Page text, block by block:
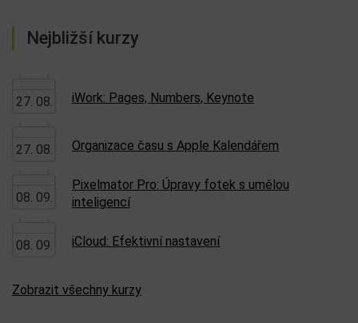
Nejbližší kurzy
27. 08. iWork: Pages, Numbers, Keynote
27. 08. Organizace času s Apple Kalendářem
08. 09.
Pixelmator Pro: Úpravy fotek s umělou
inteligencí
08. 09. iCloud: Efektivní nastavení
Zobrazit všechny kurzy